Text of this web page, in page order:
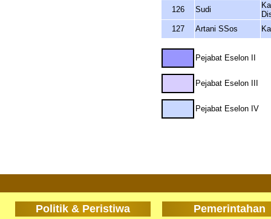
126 Sudi
127
Artani SSos
Pejabat Eselon II
Pejabat Eselon III
Pejabat Eselon IV
Politik & Peristiwa Pemerintahan